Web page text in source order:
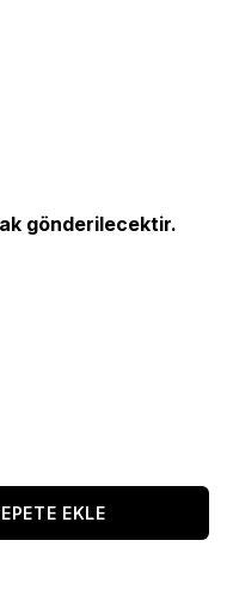
gönderilecektir.